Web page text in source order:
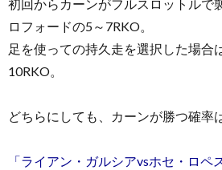
初回からカーンがフルスロットルで
ロフォードの5～7RKO。
足を使っての持久走を選択した場合
10RKO。
どちらにしても、カーンが勝つ確率
「ライアン・ガルシアvsホセ・ロペ